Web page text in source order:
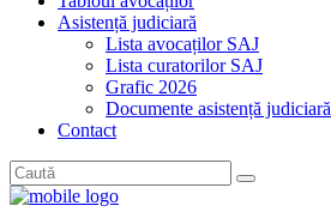
Asistență judiciară
Lista avocaților SAJ
Lista curatorilor SAJ
Grafic 2026
Documente asistență judiciară
Contact